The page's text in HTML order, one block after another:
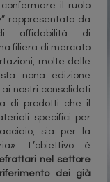
il ruolo
rappresentato da
affidabilità di
filiera di mercato
molte delle
nona edizione
ai nostri consolidati
di prodotti che il
specifici per
sia per la
L’obiettivo è
nel settore
dei già